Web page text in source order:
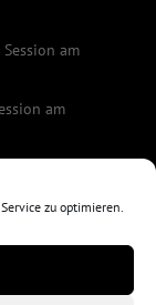
zu optimieren.
Session am
am
am